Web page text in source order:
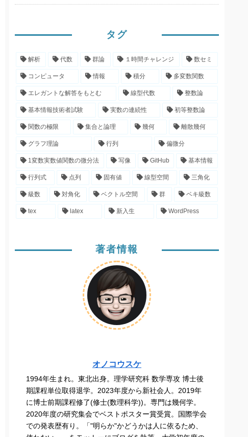
タグ
解析 代数 群論 １時間チャレンジ 数セミ
コンピュータ 情報 積分 多変数関数
エレガントな解答をもとむ 線型代数 整数論
基本情報技術者試験 実数の連続性 初等整数論
関数の極限 集合と論理 幾何 離散幾何
グラフ理論 行列 偏微分
1変数実数値関数の微分法 写像 GitHub 基本情報
行列式 点列 固有値 線型空間 三角化
級数 対角化 ベクトル空間 群 ベキ級数
tex latex 新入生 WordPress
著者情報
オノコウスケ
1994年生まれ。東北出身。理学研究科 数学専攻 博士後
期課程単位取得退学。2023年度から新社会人。2019年
に博士前期課程修了(修士(数理科学))。専門は幾何学。
2020年度の研究集会でベストポスター賞受賞。国際学会
での発表歴有り。「"明らか"かどうかは人に依るため、